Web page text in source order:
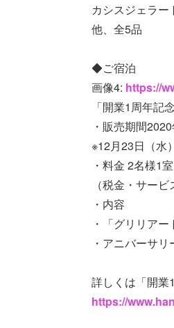
カシスジェラー
他、全5品
◆ご宿泊
画像4: https://
「開業1周年記
・販売期間
※12月23日（水
・料金 2名様1
（税金・サービ
・内容
・「グリリア
・アニバーサリ
詳しくは「開業
https://